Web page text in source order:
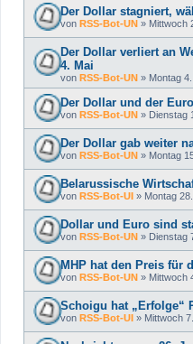
Der Dollar stagniert,
von RSS-Bot-UN » Mittwoch
Der Dollar verliert an
4. Mai
von RSS-Bot-UN » Montag
Der Dollar und der
von RSS-Bot-UN » Dienstag
Der Dollar gab weiter
von RSS-Bot-UN » Montag
Belarussische
von RSS-Bot-UI » Montag
Dollar und Euro sind
von RSS-Bot-UN » Dienstag
MHP hat den Preis für
von RSS-Bot-UN » Mittwoch
Schoigu hat „Erfolge“
von RSS-Bot-UI » Mittwoch